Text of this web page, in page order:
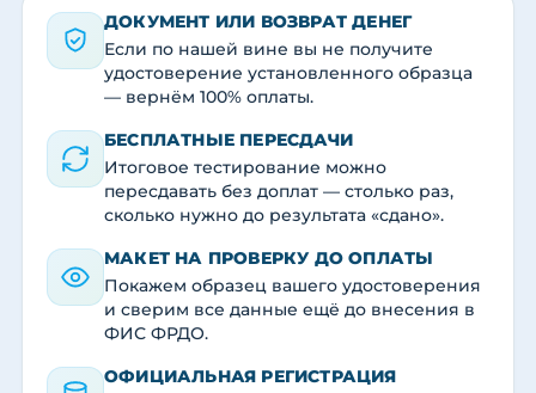
ДОКУМЕНТ ИЛИ ВОЗВРАТ ДЕНЕГ
Если по нашей вине вы не получите
удостоверение установленного образца
— вернём 100% оплаты.
БЕСПЛАТНЫЕ ПЕРЕСДАЧИ
Итоговое тестирование можно
пересдавать без доплат — столько раз,
сколько нужно до результата «сдано».
МАКЕТ НА ПРОВЕРКУ ДО ОПЛАТЫ
Покажем образец вашего удостоверения
и сверим все данные ещё до внесения в
ФИС ФРДО.
ОФИЦИАЛЬНАЯ РЕГИСТРАЦИЯ